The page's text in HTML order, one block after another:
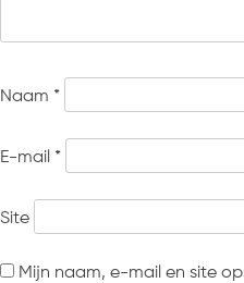
Naam *
E-mail *
Site
Mijn naam, e-mail en site